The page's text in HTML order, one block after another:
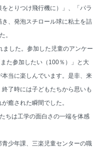
とりつけ飛行機に）」、「パラ
、発泡スチロール球に粘土を詰
。
した。参加した児童のアンケー
た参加したい（100％）」と大
当に楽しんでいます。是非、来
了時には子どもたちから思いも
癒された瞬間でした。
ちは工学の面白さの一端を体感
少年課、三楽児童センターの職